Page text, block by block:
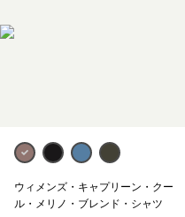
ウィメンズ・キャプリーン・クー
ル・メリノ・ブレンド・シャツ